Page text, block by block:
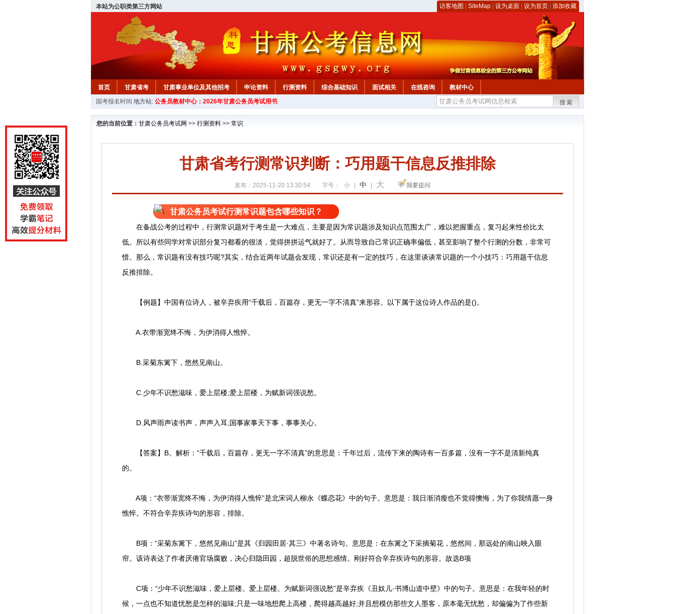
本站为公职类第三方网站 访客地图 SiteMap 设为桌面 设为首页 添加收藏
首页 甘肃省考 甘肃事业单位及其他招考 申论资料 行测资料 综合基础知识 面试相关 在线咨询
教材中心
国考报名时间 地方站: 公务员教材中心：2026年甘肃公务员考试用书 搜索
您的当前位置： 甘肃公务员考试网 >> 行测资料 >> 常识
甘肃省考行测常识判断：巧用题干信息反推排除
发布：2025-11-20 13:30:54 字号： 小 中 大 我要提问
甘肃公务员考试行测常识题包含哪些知识？
在备战公考的过程中，行测常识题对于考生是一大难点，主要是因为常识题涉及知识点范围太广，难以把握重点，复习起来性价比太
低。所以有些同学对常识部分复习都看的很淡，觉得拼拼运气就好了。从而导致自己常识正确率偏低，甚至影响了整个行测的分数，非常可
惜。那么，常识题有没有技巧呢?其实，结合近两年试题会发现，常识还是有一定的技巧，在这里谈谈常识题的一个小技巧：巧用题干信息
反推排除。
【例题】中国有位诗人，被辛弃疾用“千载后，百篇存，更无一字不清真”来形容。以下属于这位诗人作品的是()。
A.衣带渐宽终不悔，为伊消得人憔悴。
B.采菊东篱下，悠然见南山。
C.少年不识愁滋味，爱上层楼;爱上层楼，为赋新词强说愁。
D.风声雨声读书声，声声入耳;国事家事天下事，事事关心。
【答案】B。解析：“千载后，百篇存，更无一字不清真”的意思是：千年过后，流传下来的陶诗有一百多篇，没有一字不是清新纯真
的。
A项：“衣带渐宽终不悔，为伊消得人憔悴”是北宋词人柳永《蝶恋花》中的句子。意思是：我日渐消瘦也不觉得懊悔，为了你我情愿一身
憔悴。不符合辛弃疾诗句的形容，排除。
B项：“采菊东篱下，悠然见南山”是其《归园田居·其三》中著名诗句。意思是：在东篱之下采摘菊花，悠然间，那远处的南山映入眼
帘。该诗表达了作者厌倦官场腐败，决心归隐田园，超脱世俗的思想感情。刚好符合辛弃疾诗句的形容。故选B项
C项：“少年不识愁滋味，爱上层楼。爱上层楼。为赋新词强说愁”是辛弃疾《丑奴儿·书博山道中壁》中的句子。意思是：在我年轻的时
候，一点也不知道忧愁是怎样的滋味;只是一味地想爬上高楼，爬得越高越好;并且想模仿那些文人墨客，原本毫无忧愁，却偏偏为了作些新